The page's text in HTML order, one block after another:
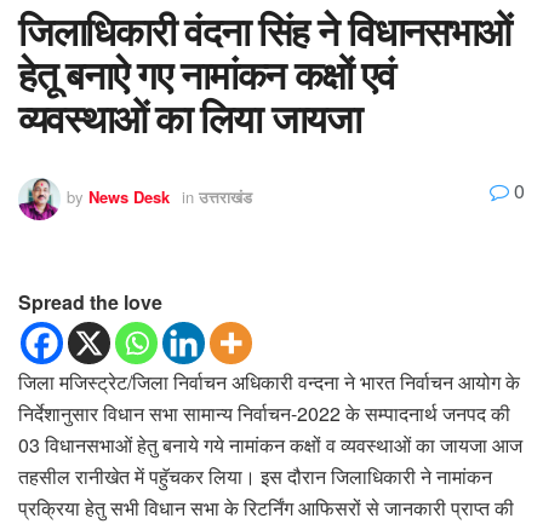
जिलाधिकारी वंदना सिंह ने विधानसभाओं
हेतू बनाऐ गए नामांकन कक्षों एवं
व्यवस्थाओं का लिया जायजा
by News Desk in उत्तराखंड 0
Spread the love
जिला मजिस्ट्रेट/जिला निर्वाचन अधिकारी वन्दना ने भारत निर्वाचन आयोग के
निर्देशानुसार विधान सभा सामान्य निर्वाचन-2022 के सम्पादनार्थ जनपद की
03 विधानसभाओं हेतु बनाये गये नामांकन कक्षों व व्यवस्थाओं का जायजा आज
तहसील रानीखेत में पहुॅचकर लिया। इस दौरान जिलाधिकारी ने नामांकन
प्रक्रिया हेतु सभी विधान सभा के रिटर्निंग आफिसरों से जानकारी प्राप्त की